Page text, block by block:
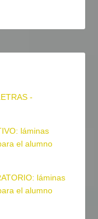
-
láminas
el alumno
láminas
el alumno